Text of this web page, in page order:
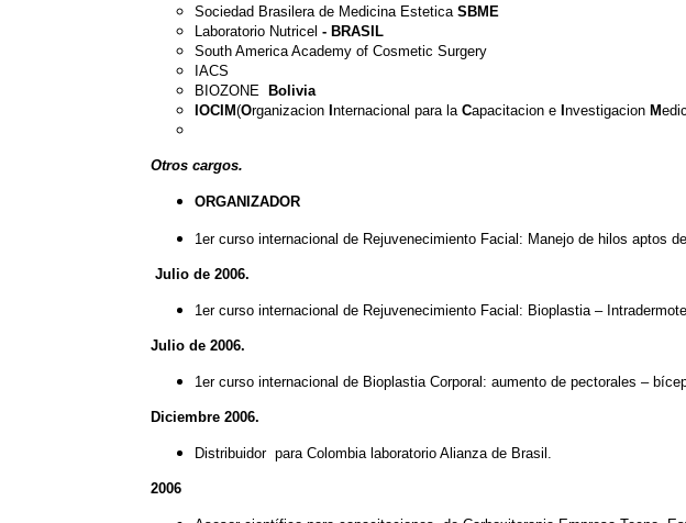
Sociedad Brasilera de Medicina Estetica SBME
Laboratorio Nutricel - BRASIL
South America Academy of Cosmetic Surgery
IACS
BIOZONE
Bolivia
IOCIM(Organizacion nternacional para la Capacitacion eI nvestigacion M
Otros cargos.
ORGANIZADOR
1er curso internacional de Rejuvenecimiento Facial: Manejo de hilos aptos
Julio de 2006.
1er curso internacional de Rejuvenecimiento Facial: Bioplastia –
Julio de 2006.
1er curso internacional de Bioplastia Corporal: aumento de pectorales –
Diciembre 2006.
Distribuidor para Colombia laboratorio Alianza de Brasil.
2006